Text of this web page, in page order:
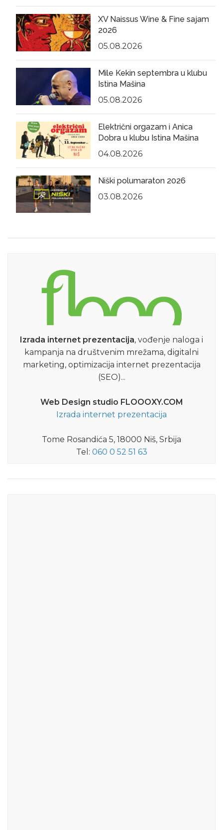
XV Naissus Wine & Fine sajam
2026
05.08.2026
Mile Kekin septembra u klubu
Istina Mašina
05.08.2026
Električni orgazam i Anica
Dobra u klubu Istina Mašina
04.08.2026
Niški polumaraton 2026
03.08.2026
Izrada internet prezentacija, vođenje naloga i
kampanja na društvenim mrežama, digitalni
marketing, optimizacija internet prezentacija
(SEO)...
Web Design studio FLOOOXY.COM
Izrada internet prezentacija
Tome Rosandića 5, 18000 Niš, Srbija
Tel: 060 0 52 51 63